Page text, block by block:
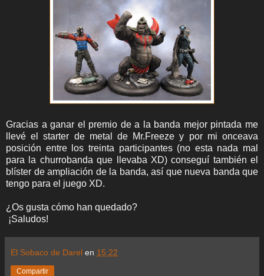
Gracias a ganar el premio de a la banda mejor pintada me
llevé el starter de metal de Mr.Freeze y por mi onceava
posición entre los treinta participantes (no esta nada mal
para la churrobanda que llevaba XD) conseguí también el
blíster de ampliación de la banda, así que nueva banda que
tengo para el juego XD.
¿Os gusta cómo han quedado?
¡Saludos!
El Sobaco de Darel en 15:22
Compartir